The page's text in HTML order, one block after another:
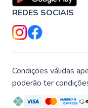
REDES SOCIAIS
Condições válidas
poderão ter